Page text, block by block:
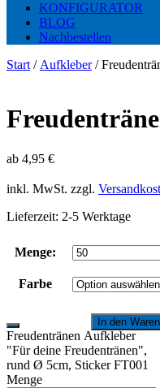
KONFIGURATOR
BLOG
Nachbestellen
Start / Aufkleber/
ab 4,95 €
inkl. MwSt. zzgl.
Lieferzeit: 2-5 Werktage
Menge:
Farbe
Freudentränen Aufkleber
"Für deine Freudentränen",
rund Ø 5cm, Sticker FT001
Menge
In den